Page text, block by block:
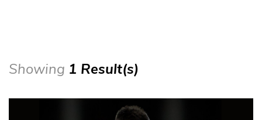
Showing 1 Result(s)